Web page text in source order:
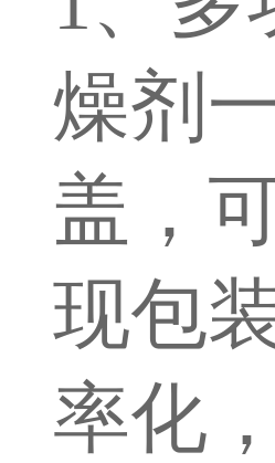
燥剂
盖，
现包
率化